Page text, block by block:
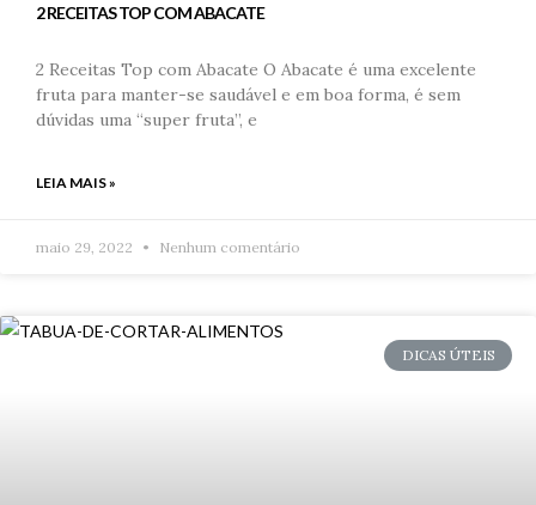
2 RECEITAS TOP COM ABACATE
2 Receitas Top com Abacate O Abacate é uma excelente
fruta para manter-se saudável e em boa forma, é sem
dúvidas uma “super fruta”, e
LEIA MAIS »
maio 29, 2022 Nenhum comentário
DICAS ÚTEIS